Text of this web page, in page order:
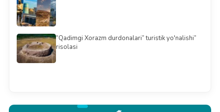
“Qadimgi Xorazm durdonalari” turistik yo'nalishi”
risolasi